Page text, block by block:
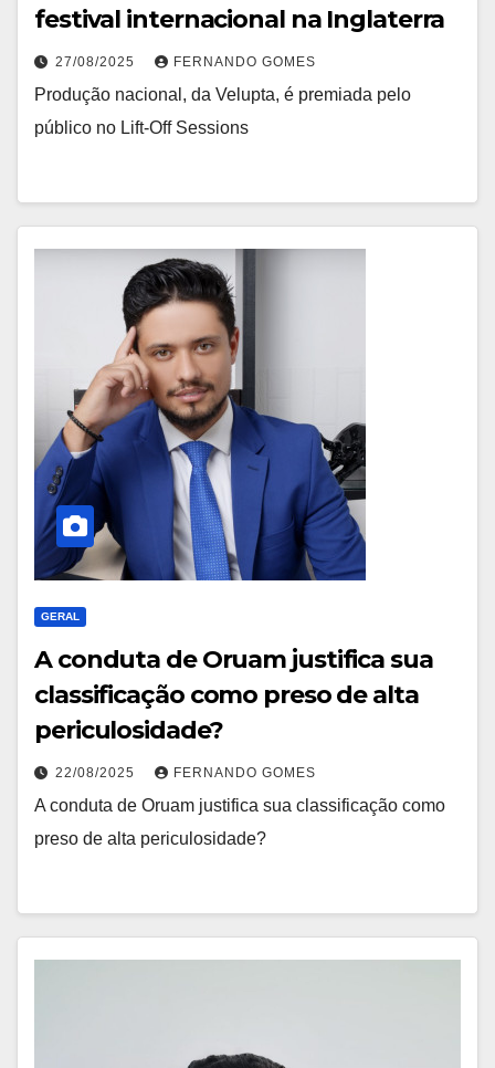
festival internacional na Inglaterra
27/08/2025 FERNANDO GOMES
Produção nacional, da Velupta, é premiada pelo
público no Lift-Off Sessions
GERAL
A conduta de Oruam justifica sua
classificação como preso de alta
periculosidade?
22/08/2025 FERNANDO GOMES
A conduta de Oruam justifica sua classificação como
preso de alta periculosidade?